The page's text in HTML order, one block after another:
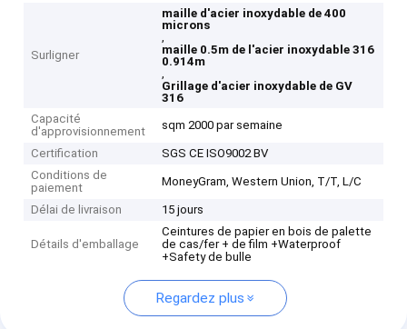
Surligner
maille d'acier inoxydable de 400
microns
,
maille 0.5m de l'acier inoxydable 316
0.914m
,
Grillage d'acier inoxydable de GV
316
Capacité
d'approvisionnement
sqm 2000 par semaine
Certification
SGS CE ISO9002 BV
Conditions de
paiement
MoneyGram, Western Union, T/T, L/C
Délai de livraison 15 jours
Détails d'emballage
Ceintures de papier en bois de palette
de cas/fer + de film +Waterproof
+Safety de bulle
Regardez plus